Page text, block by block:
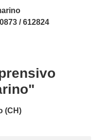
0873 / 612824
(CH)